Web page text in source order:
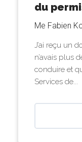
du
Me Fabien
J’ai reçu un
n’avais plus
conduire et
Services de...